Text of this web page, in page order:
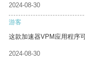
2024-08-30
游客
这款加速器VPM应用程序
2024-08-30